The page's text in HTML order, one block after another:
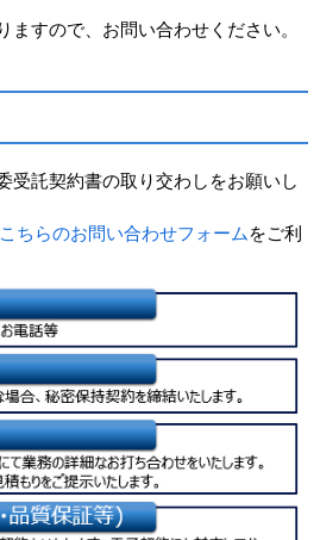
ますので、お問い合わせください。
受託契約書の取り交わしをお願いし
こちらのお問い合わせフォームをご利